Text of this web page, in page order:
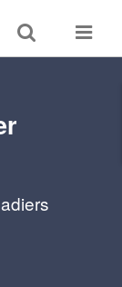
Toggle
search
Toggle